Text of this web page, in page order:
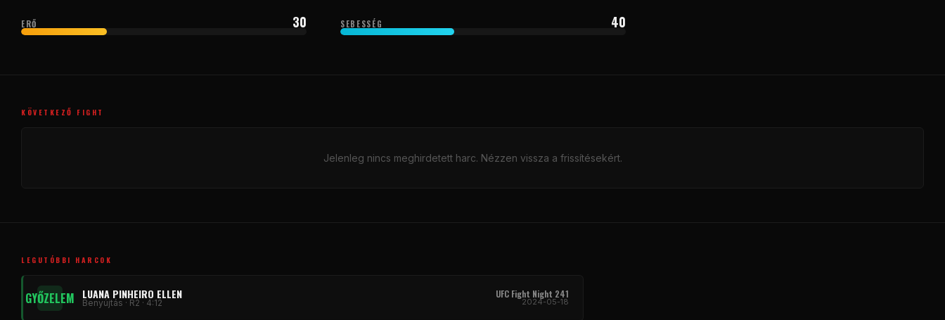
ERŐ 30 SEBESSÉG 40
KÖVETKEZŐ FIGHT
Jelenleg nincs meghirdetett harc. Nézzen vissza a frissítésekért.
LEGUTÓBBI HARCOK
GYŐZELEM LUANA PINHEIRO ELLEN
Benyújtás · R2 · 4:12
UFC Fight Night 241
2024-05-18